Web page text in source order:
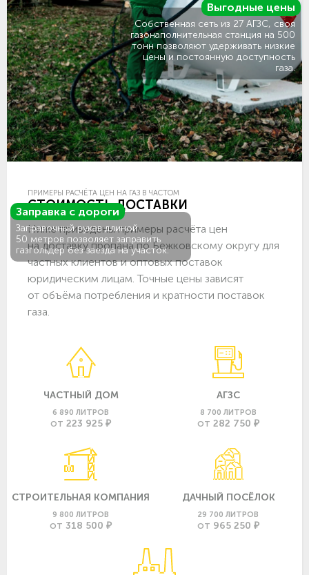
Заправка с дороги
Заправочный рукав длиной
50 метров позволяет заправить
газгольдер без заезда на участок.
Выгодные цены
Собственная сеть из 27 АГЗС, своя
газонаполнительная станция на 500
тонн позволяют удерживать низкие
цены и постоянную доступность
газа.
ПРИМЕРЫ РАСЧЁТА ЦЕН НА ГАЗ В ЧАСТОМ
СТОИМОСТЬ ДОСТАВКИ
Ниже приведены примеры расчёта цен
на доставку пропана по Бежковскому округу для
частных клиентов и оптовых поставок
юридическим лицам. Точные цены зависят
от объёма потребления и кратности поставок
газа.
ЧАСТНЫЙ ДОМ
6 890 ЛИТРОВ
ОТ 223 925 ₽
АГЗС
8 700 ЛИТРОВ
ОТ 282 750 ₽
СТРОИТЕЛЬНАЯ КОМПАНИЯ
9 800 ЛИТРОВ
ОТ 318 500 ₽
ДАЧНЫЙ ПОСЁЛОК
29 700 ЛИТРОВ
ОТ 965 250 ₽